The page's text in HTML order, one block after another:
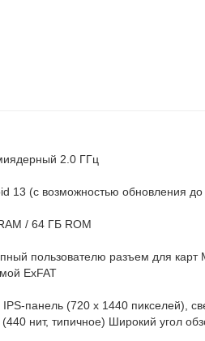
2.0 ГГц
13 (с возможностью обновления
/ 64 ГБ ROM
пользователю разъем для
ExFAT
панель (720 x 1440 пикселей),
(440 нит, типичное) Широкий угол